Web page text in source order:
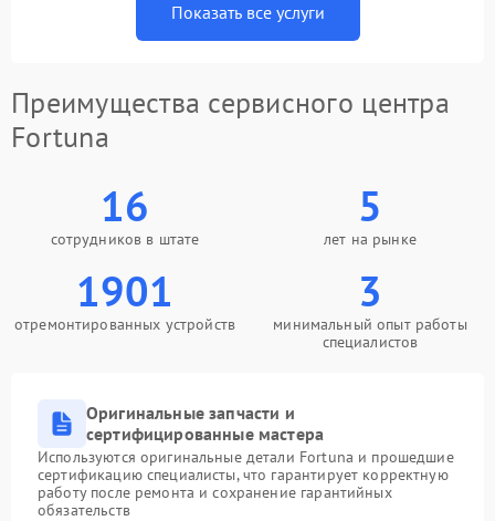
Показать все услуги
Преимущества сервисного центра
Fortuna
16
сотрудников в штате
5
лет на рынке
1901
отремонтированных устройств
3
минимальный опыт работы
специалистов
Оригинальные запчасти и
сертифицированные мастера
Используются оригинальные детали Fortuna и прошедшие
сертификацию специалисты, что гарантирует корректную
работу после ремонта и сохранение гарантийных
обязательств